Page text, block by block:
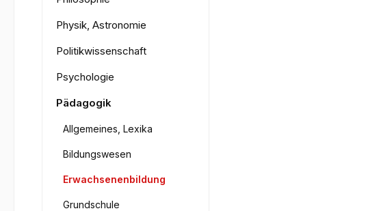
Physik, Astronomie
Politikwissenschaft
Psychologie
Pädagogik
Allgemeines, Lexika
Bildungswesen
Erwachsenenbildung
Grundschule